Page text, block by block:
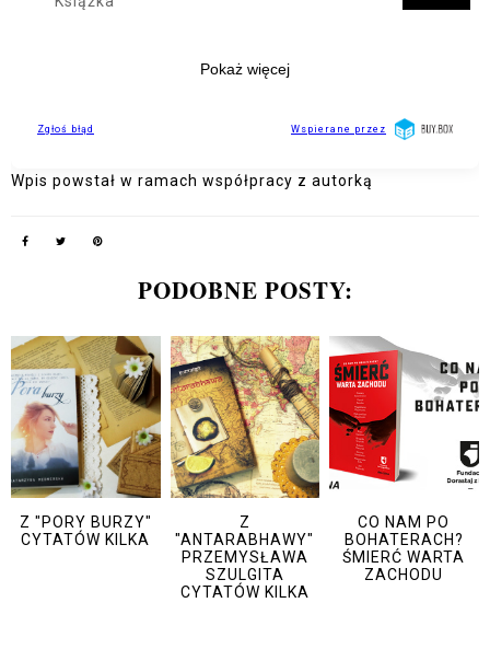
Wpis powstał w ramach współpracy z autorką
PODOBNE POSTY:
Z "PORY BURZY"
CYTATÓW KILKA
Z
"ANTARABHAWY"
PRZEMYSŁAWA
SZULGITA
CYTATÓW KILKA
CO NAM PO
BOHATERACH?
ŚMIERĆ WARTA
ZACHODU